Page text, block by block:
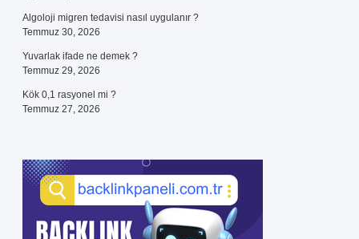
Algoloji migren tedavisi nasıl uygulanır ?
Temmuz 30, 2026
Yuvarlak ifade ne demek ?
Temmuz 29, 2026
Kök 0,1 rasyonel mi ?
Temmuz 27, 2026